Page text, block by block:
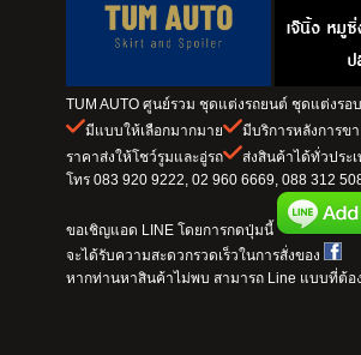
TUM AUTO ศูนย์รวม ชุดแต่งรถยนต์ ชุดแต่งรอ
มีแบบให้เลือกมากมาย
มีบริการหลังการข
ราคาส่งให้โชว์รูมและอู่รถ
ส่งสินค้าได้ทั่วประ
โทร 083 920 9222, 02 960 6669, 088 312
ขอเชิญแอด LINE โดยการกดปุ่มนี้
จะได้รับความสะดวกรวดเร็วในการสั่งของ
หากท่านหาสินค้าไม่พบ สามารถ Line แบบที่ต้อ